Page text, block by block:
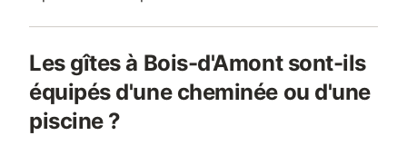
Les gîtes à Bois-d'Amont sont-ils
équipés d'une cheminée ou d'une
piscine ?